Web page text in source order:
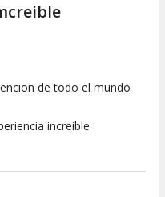
10
artística
de todo el mundo
increible